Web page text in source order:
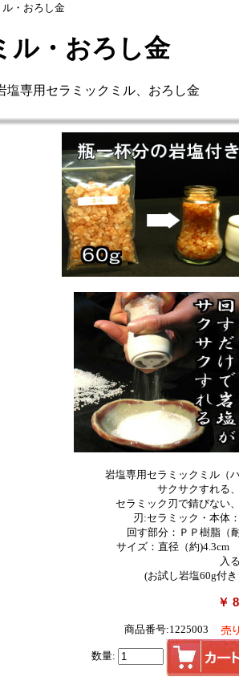
・おろし金
・おろし金
塩専用セラミックミル、おろし金
岩塩専用セラミックミル（
サクサクすれる
セラミック刃で錆びない
刃:セラミック・本体
回す部分：ＰＰ樹脂（
サイズ：直径（約)4.3cm
入
(お試し岩塩60g付
￥
商品番号:1225003
数量: